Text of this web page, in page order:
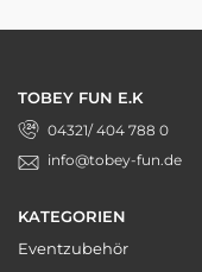
TOBEY FUN E.K
04321/ 404 788 0
info@tobey-fun.de
KATEGORIEN
Eventzubehör